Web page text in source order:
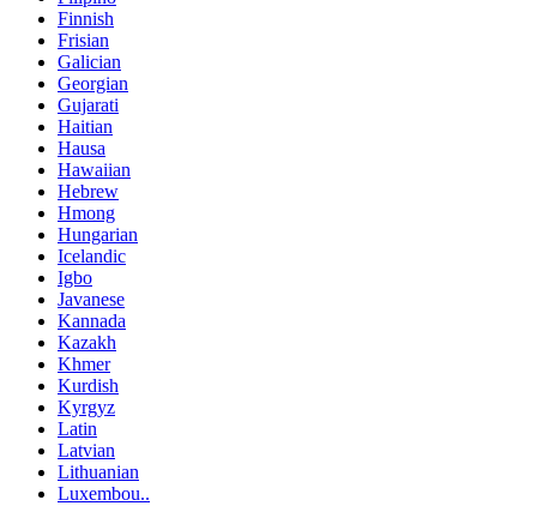
Finnish
Frisian
Galician
Georgian
Gujarati
Haitian
Hausa
Hawaiian
Hebrew
Hmong
Hungarian
Icelandic
Igbo
Javanese
Kannada
Kazakh
Khmer
Kurdish
Kyrgyz
Latin
Latvian
Lithuanian
Luxembou..